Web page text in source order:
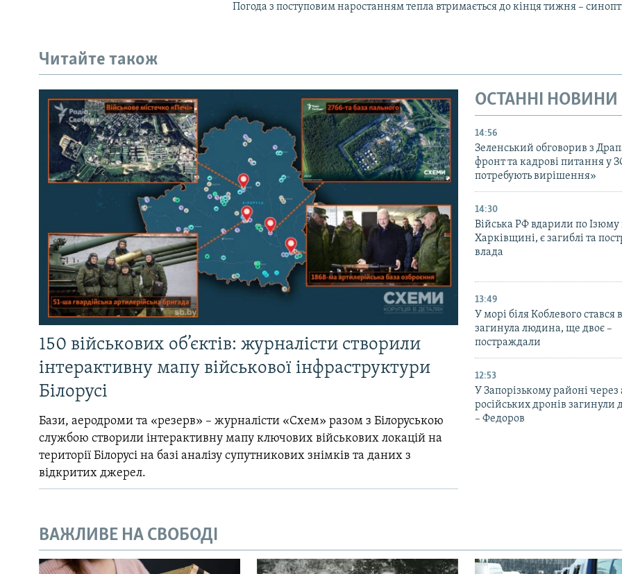
Погода з поступовим наростанням тепла втримається до кінця тижня –
Читайте також
150 військових об’єктів: журналісти створили
інтерактивну мапу військової інфраструктури
Білорусі
Бази, аеродроми та «резерв» – журналісти «Схем» разом з Білоруською
службою створили інтерактивну мапу ключових військових локацій на
території Білорусі на базі аналізу супутникових знімків та даних з
відкритих джерел.
ОСТАННІ НОВИНИ
14:56
Зеленський обговорив з
фронт та кадрові питання у
потребують вирішення»
14:30
Війська РФ вдарили по Ізюму
Харківщині, є загиблі та
влада
13:49
У морі біля Коблевого стався
загинула людина, ще двоє –
постраждали
12:53
У Запорізькому районі через
російських дронів загинули
– Федоров
ВАЖЛИВЕ НА СВОБОДІ